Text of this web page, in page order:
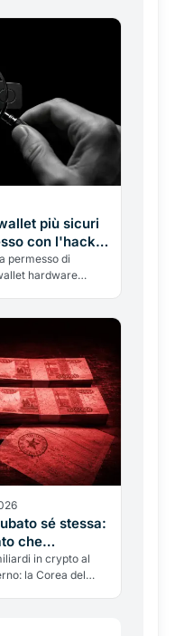
più sicuri
con l'hack
permesso di
hardware
sé stessa:
che
del
in crypto al
la Corea del